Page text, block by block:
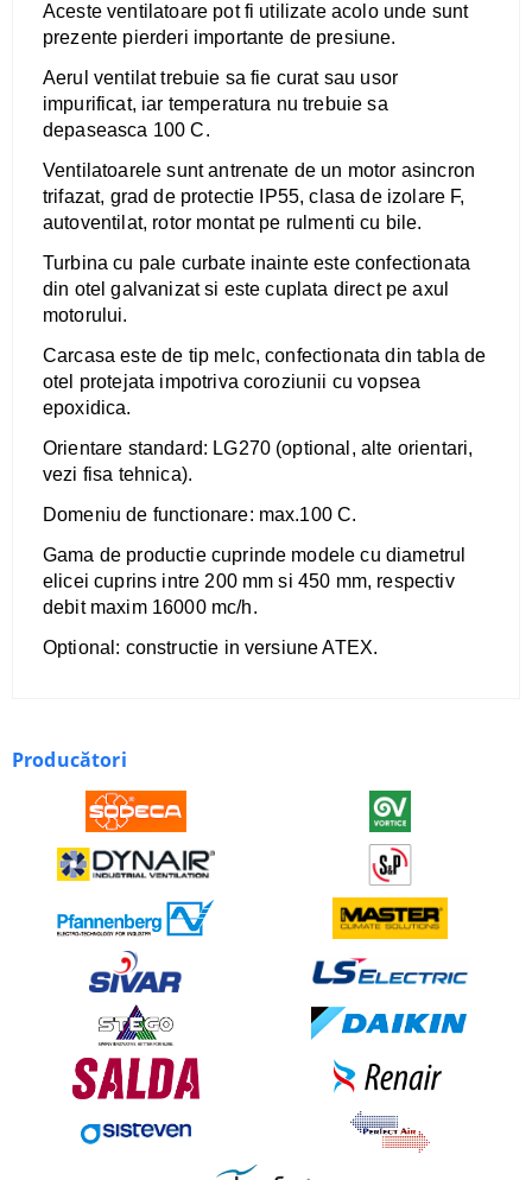
Aceste ventilatoare pot fi utilizate acolo unde sunt
prezente pierderi importante de presiune.
Aerul ventilat trebuie sa fie curat sau usor
impurificat, iar temperatura nu trebuie sa
depaseasca 100 C.
Ventilatoarele sunt antrenate de un motor asincron
trifazat, grad de protectie IP55, clasa de izolare F,
autoventilat, rotor montat pe rulmenti cu bile.
Turbinacu pale curbate inainteeste confectionata
din otel galvanizat si este cuplata direct pe axul
motorului.
Carcasa este de tip melc, confectionata din tabla de
otel protejata impotriva coroziunii cu vopsea
epoxidica.
Orientare standard: LG270 (optional, alte orientari,
vezi fisa tehnica).
Domeniu de functionare: max.100 C.
Gama de productie cuprinde modele cu diametrul
elicei cuprins intre 200 mm si 450 mm, respectiv
debit maxim 16000 mc/h.
Optional: constructie in versiune ATEX.
Producători